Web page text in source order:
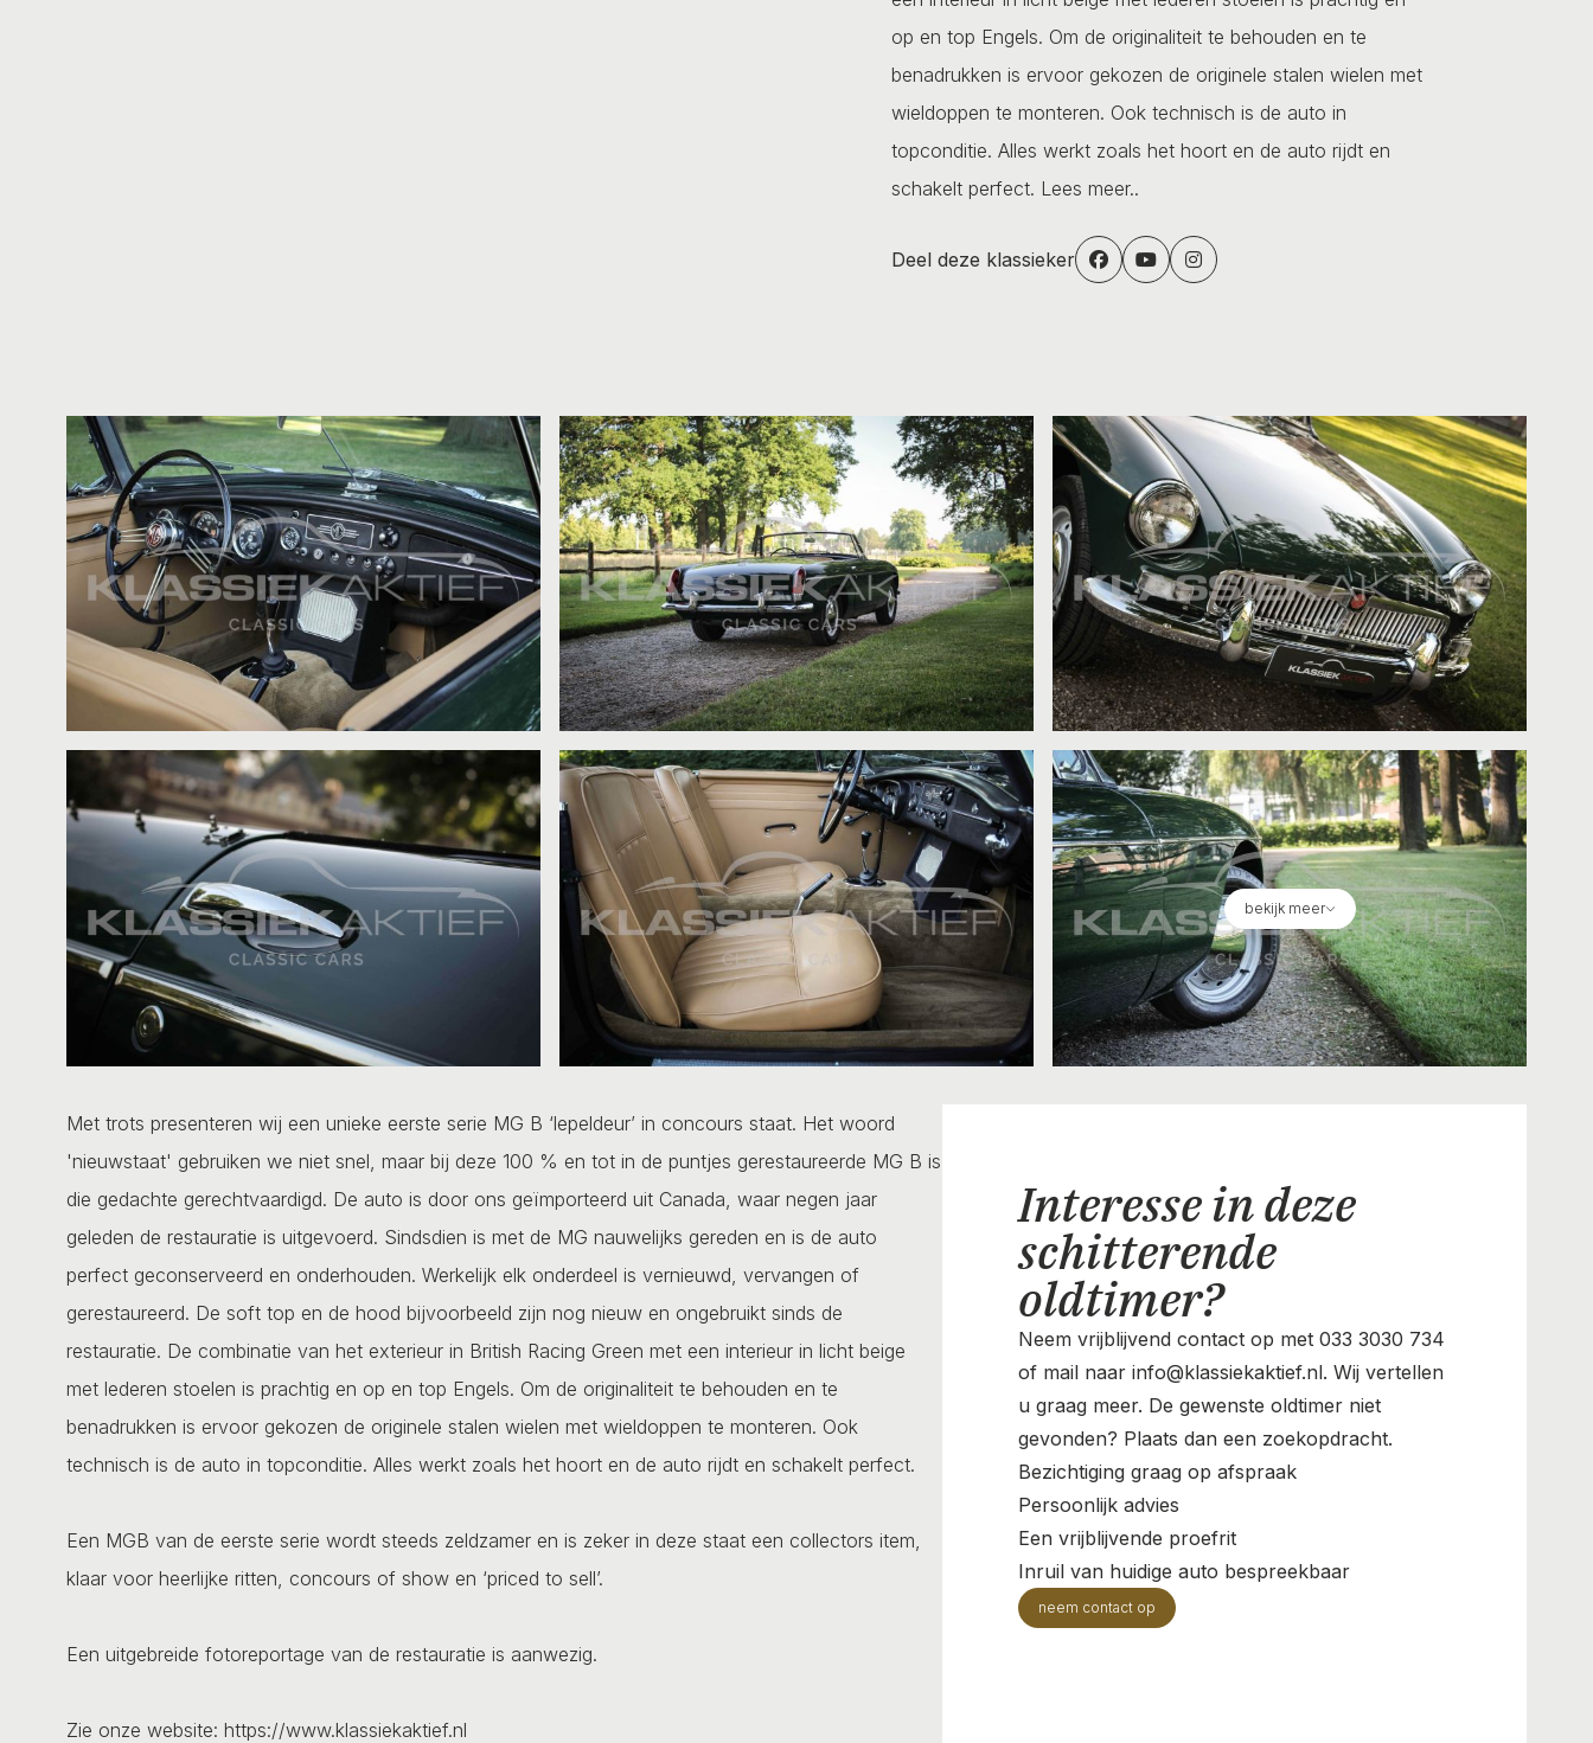
op en top Engels. Om de originaliteit te behouden en te
benadrukken is ervoor gekozen de originele stalen wielen met
wieldoppen te monteren. Ook technisch is de auto in
topconditie. Alles werkt zoals het hoort en de auto rijdt en
schakelt perfect. Lees meer..
Deel deze klassieker
bekijk meer
Met trots presenteren wij een unieke eerste serie MG B ‘lepeldeur’ in concours staat. Het woord
'nieuwstaat' gebruiken we niet snel, maar bij deze 100 % en tot in de puntjes gerestaureerde MG B is
die gedachte gerechtvaardigd. De auto is door ons geïmporteerd uit Canada, waar negen jaar
geleden de restauratie is uitgevoerd. Sindsdien is met de MG nauwelijks gereden en is de auto
perfect geconserveerd en onderhouden. Werkelijk elk onderdeel is vernieuwd, vervangen of
gerestaureerd. De soft top en de hood bijvoorbeeld zijn nog nieuw en ongebruikt sinds de
restauratie. De combinatie van het exterieur in British Racing Green met een interieur in licht beige
met lederen stoelen is prachtig en op en top Engels. Om de originaliteit te behouden en te
benadrukken is ervoor gekozen de originele stalen wielen met wieldoppen te monteren. Ook
technisch is de auto in topconditie. Alles werkt zoals het hoort en de auto rijdt en schakelt perfect.
Een MGB van de eerste serie wordt steeds zeldzamer en is zeker in deze staat een collectors item,
klaar voor heerlijke ritten, concours of show en ‘priced to sell’.
Een uitgebreide fotoreportage van de restauratie is aanwezig.
Zie onze website: https://www.klassiekaktief.nl
Interesse in deze
schitterende
oldtimer?
Neem vrijblijvend contact op met 033 3030 734
of mail naar info@klassiekaktief.nl. Wij vertellen
u graag meer. De gewenste oldtimer niet
gevonden? Plaats dan een zoekopdracht.
Bezichtiging graag op afspraak
Persoonlijk advies
Een vrijblijvende proefrit
Inruil van huidige auto bespreekbaar
neem contact op